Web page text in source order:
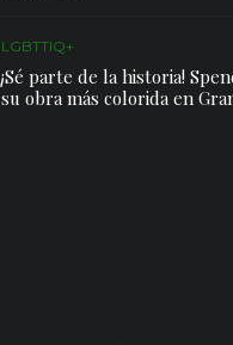
LGBTTIQ+
¡Sé parte de la historia!
su obra más colorida en